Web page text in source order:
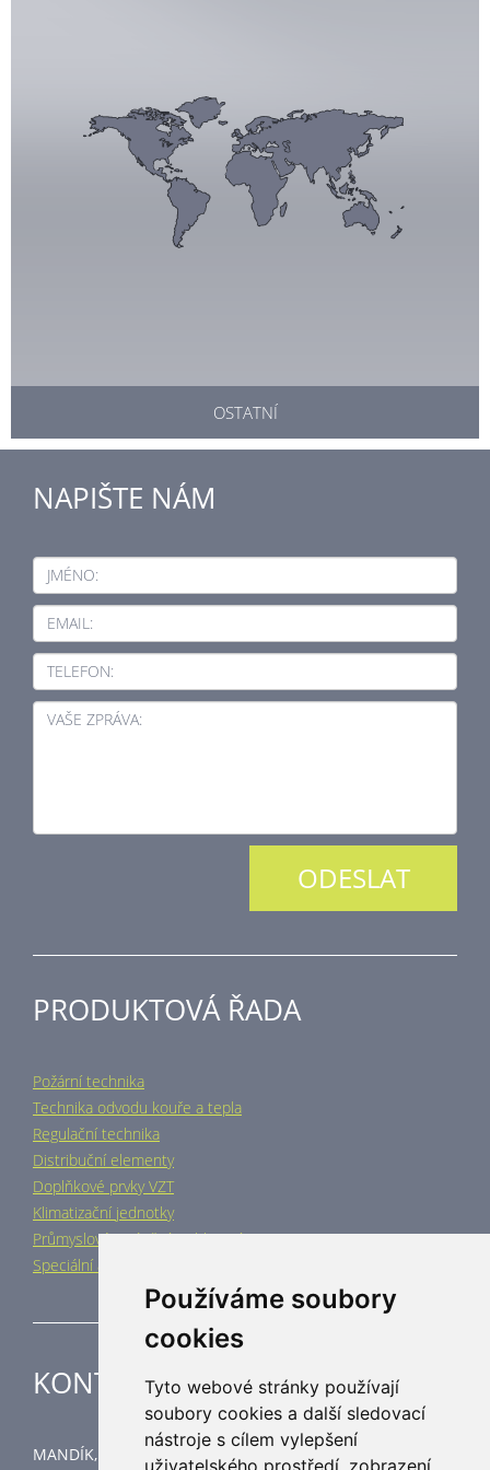
Používáme soubory
cookies
Tyto webové stránky používají
soubory cookies a další sledovací
nástroje s cílem vylepšení
uživatelského prostředí, zobrazení
OSTATNÍ
NAPIŠTE NÁM
JMÉNO:
EMAIL:
TELEFON:
VAŠE ZPRÁVA:
PRODUKTOVÁ ŘADA
Požární technika
Technika odvodu kouře a tepla
Regulační technika
Distribuční elementy
Doplňkové prvky VZT
Klimatizační jednotky
Průmyslové vytápění a chlazení
Speciální aplikace
KONTAKT
MANDÍK, a.s.